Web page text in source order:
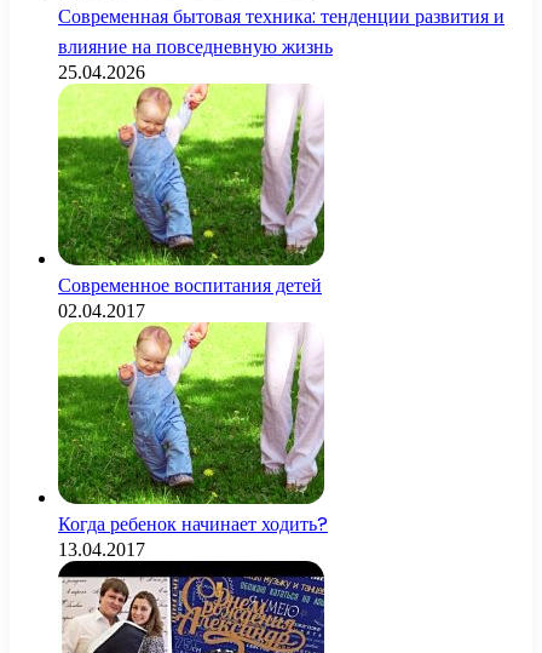
Современная бытовая техника: тенденции развития и
влияние на повседневную жизнь
25.04.2026
Современное воспитания детей
02.04.2017
Когда ребенок начинает ходить?
13.04.2017